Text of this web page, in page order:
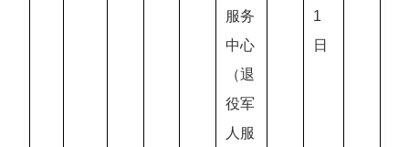
服务
中心
（退
役军
人服
1
日